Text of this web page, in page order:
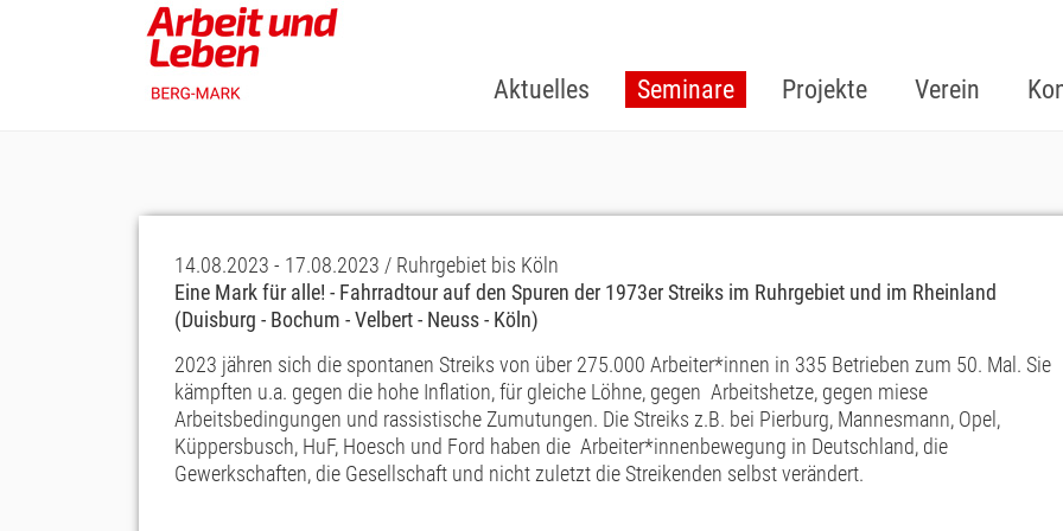
Aktuelles Seminare Projekte Verein
14.08.2023 - 17.08.2023 / Ruhrgebiet bis Köln
Eine Mark für alle! - Fahrradtour auf den Spuren der 1973er Streiks im Ruhrgebiet und im Rheinland
(Duisburg - Bochum - Velbert - Neuss - Köln)
2023 jähren sich die spontanen Streiks von über 275.000 Arbeiter*innen in 335 Betrieben zum 50. Mal. Sie
kämpften u.a. gegen die hohe Inflation, für gleiche Löhne, gegen Arbeitshetze, gegen miese
Arbeitsbedingungen und rassistische Zumutungen. Die Streiks z.B. bei Pierburg, Mannesmann, Opel,
Küppersbusch, HuF, Hoesch und Ford haben die Arbeiter*innenbewegung in Deutschland, die
Gewerkschaften, die Gesellschaft und nicht zuletzt die Streikenden selbst verändert.